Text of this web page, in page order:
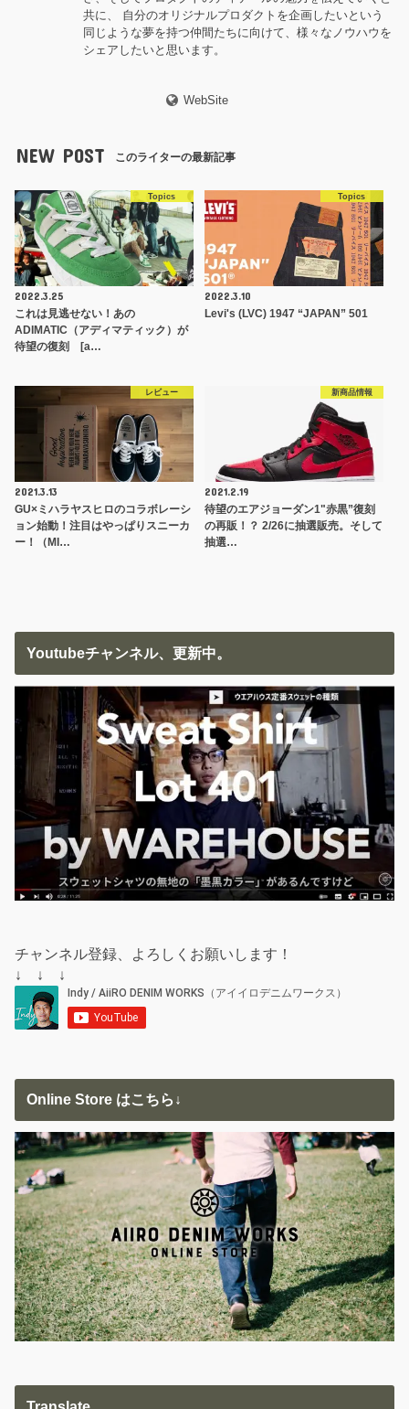
共に、 自分のオリジナルプロダクトを企画したいという
同じような夢を持つ仲間たちに向けて、様々なノウハウを
シェアしたいと思います。
WebSite
NEW POST このライターの最新記事
Topics
2022.3.25
これは見逃せない！あの
ADIMATIC（アディマティック）が
待望の復刻 [a…
Topics
2022.3.10
Levi's (LVC) 1947 “JAPAN” 501
レビュー
2021.3.13
GU×ミハラヤスヒロのコラボレーシ
ョン始動！注目はやっぱりスニーカ
ー！（MI…
新商品情報
2021.2.19
待望のエアジョーダン1"赤黒”復刻
の再販！？ 2/26に抽選販売。そして
抽選…
Youtubeチャンネル、更新中。
チャンネル登録、よろしくお願いします！
↓ ↓ ↓
Online Store はこちら↓